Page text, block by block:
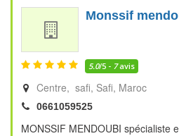
Monssif
5.0/5 - 7avis
Centre, safi Safi Maroc
0661059525
MONSSIF MENDOUBI spécialiste